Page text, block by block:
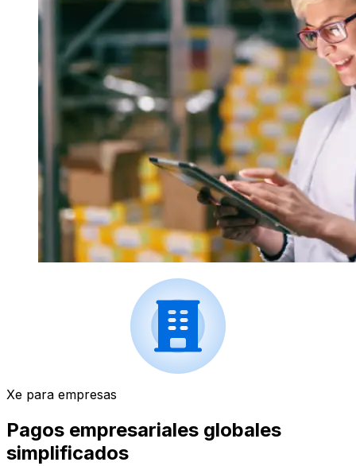
Xe para empresas
Pagos empresariales globales
simplificados